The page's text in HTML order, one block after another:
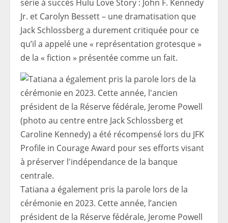
série à succès Hulu Love Story : John F. Kennedy
Jr. et Carolyn Bessett – une dramatisation que
Jack Schlossberg a durement critiquée pour ce
qu’il a appelé une « représentation grotesque »
de la « fiction » présentée comme un fait.
Tatiana a également pris la parole lors de la
cérémonie en 2023. Cette année, l’ancien
président de la Réserve fédérale, Jerome Powell